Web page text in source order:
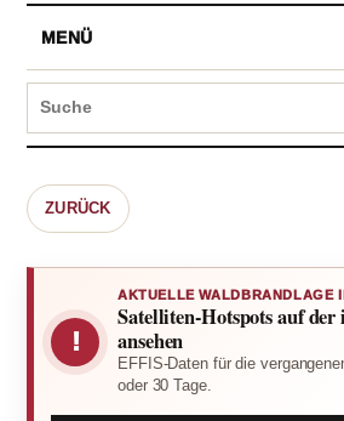
MENÜ
ZURÜCK
!
AKTUELLE WALDBRANDLAGE
Satelliten-Hotspots auf
ansehen
EFFIS-Daten für die
oder 30 Tage.